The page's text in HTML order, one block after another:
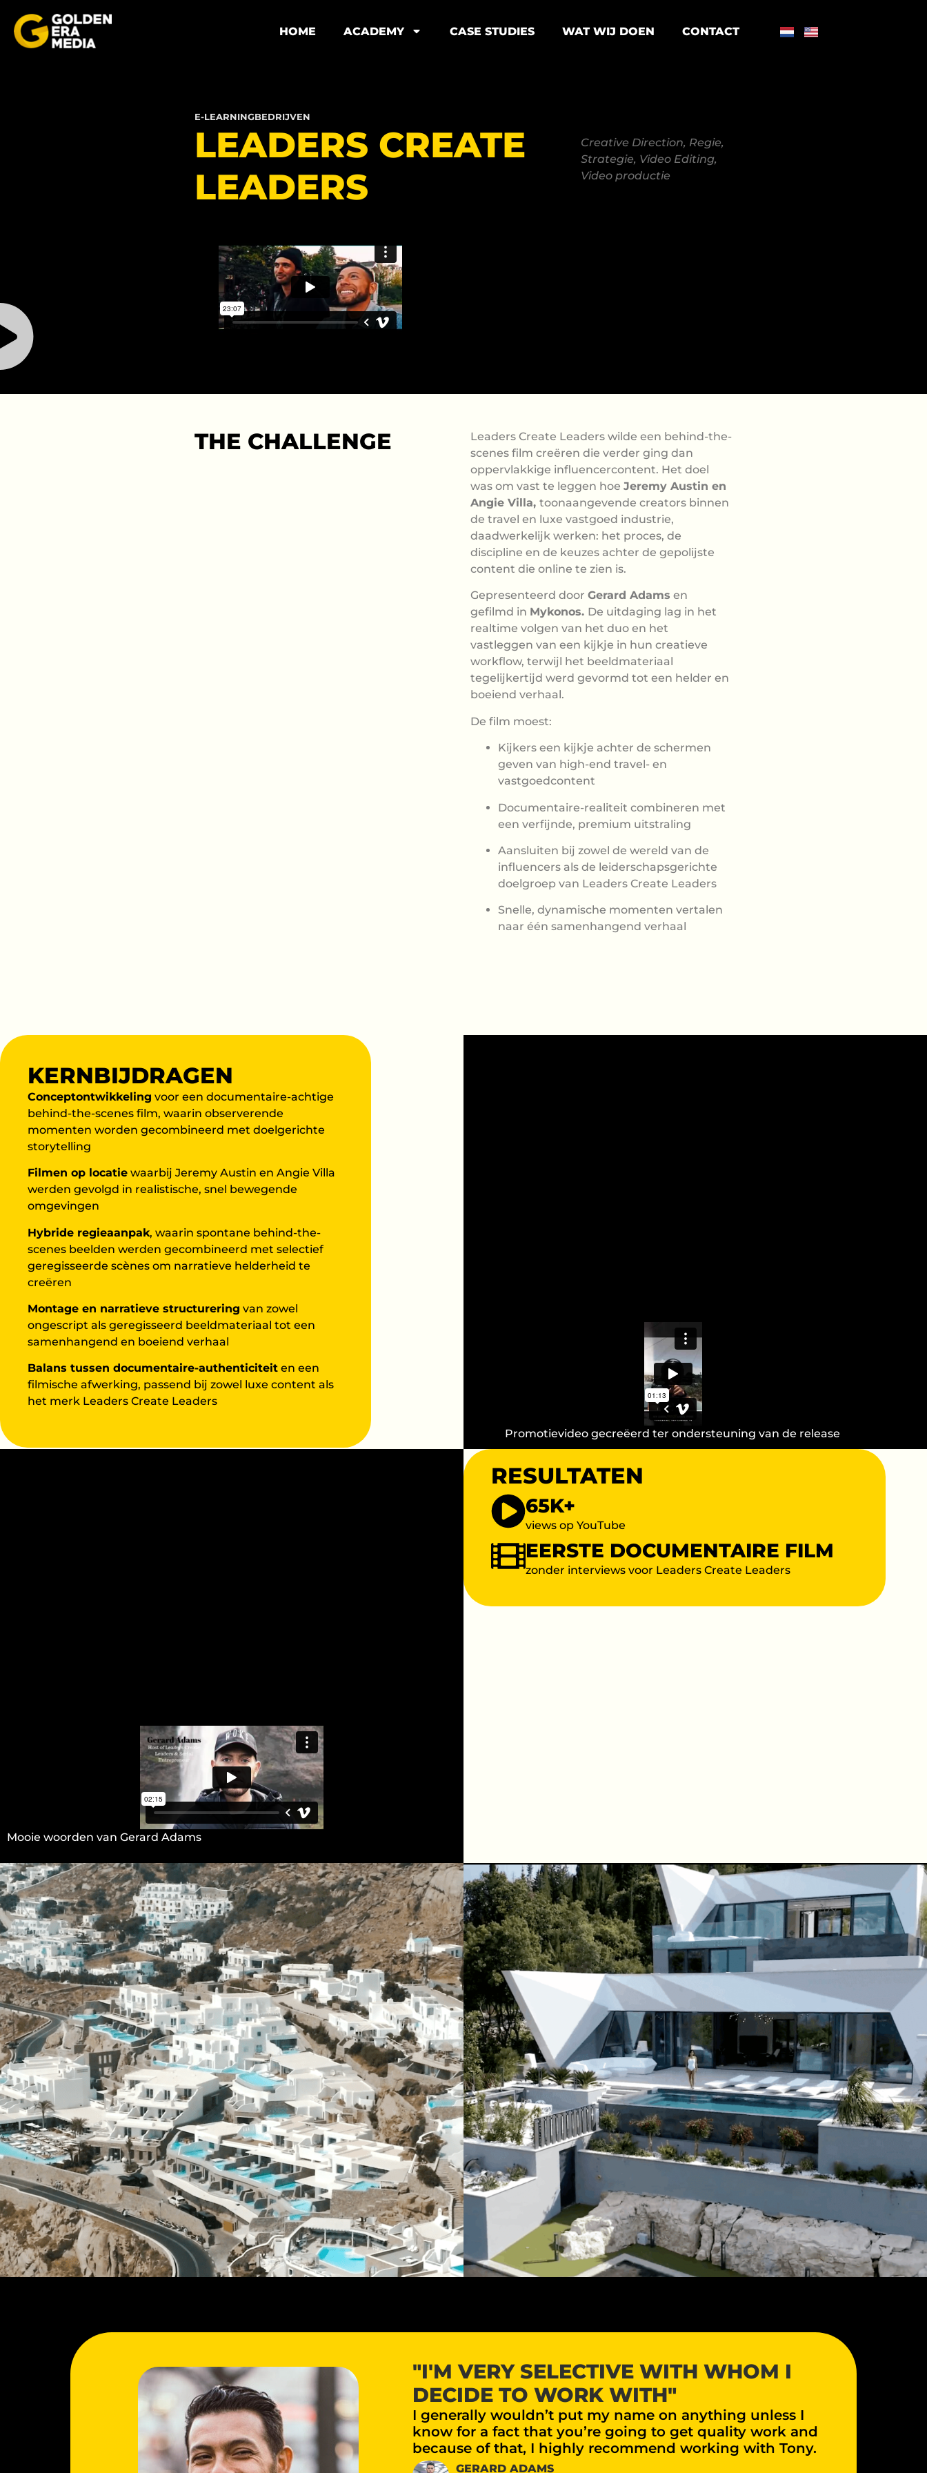
HOME ACADEMY CASE STUDIES WAT WIJ DOEN CONTACT
E-LEARNINGBEDRIJVEN
LEADERS CREATE
LEADERS
Creative Direction, Regie,
Strategie, Video Editing,
Video productie
THE CHALLENGE
Leaders Create Leaders wilde een behind-the-
scenes film creëren die verder ging dan
oppervlakkige influencercontent. Het doel
was om vast te leggen hoe Jeremy Austin en
Angie Villa, toonaangevende creators binnen
de travel en luxe vastgoed industrie,
daadwerkelijk werken: het proces, de
discipline en de keuzes achter de gepolijste
content die online te zien is.
Gepresenteerd door Gerard Adams en
gefilmd in Mykonos. De uitdaging lag in het
realtime volgen van het duo en het
vastleggen van een kijkje in hun creatieve
workflow, terwijl het beeldmateriaal
tegelijkertijd werd gevormd tot een helder en
boeiend verhaal.
De film moest:
Kijkers een kijkje achter de schermen
geven van high-end travel- en
vastgoedcontent
Documentaire-realiteit combineren met
een verfijnde, premium uitstraling
Aansluiten bij zowel de wereld van de
influencers als de leiderschapsgerichte
doelgroep van Leaders Create Leaders
Snelle, dynamische momenten vertalen
naar één samenhangend verhaal
KERNBIJDRAGEN
Conceptontwikkeling voor een documentaire-achtige
behind-the-scenes film, waarin observerende
momenten worden gecombineerd met doelgerichte
storytelling
Filmen op locatie waarbij Jeremy Austin en Angie Villa
werden gevolgd in realistische, snel bewegende
omgevingen
Hybride regieaanpak, waarin spontane behind-the-
scenes beelden werden gecombineerd met selectief
geregisseerde scènes om narratieve helderheid te
creëren
Montage en narratieve structurering van zowel
ongescript als geregisseerd beeldmateriaal tot een
samenhangend en boeiend verhaal
Balans tussen documentaire-authenticiteit en een
filmische afwerking, passend bij zowel luxe content als
het merk Leaders Create Leaders
Promotievideo gecreëerd ter ondersteuning van de release
Mooie woorden van Gerard Adams
RESULTATEN
65K+
views op YouTube
EERSTE DOCUMENTAIRE FILM
zonder interviews voor Leaders Create Leaders
"I'M VERY SELECTIVE WITH WHOM I
DECIDE TO WORK WITH"
I generally wouldn’t put my name on anything unless I
know for a fact that you’re going to get quality work and
because of that, I highly recommend working with Tony.
GERARD ADAMS